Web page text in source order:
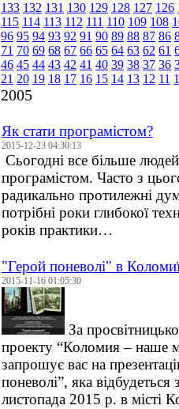
133 132 131 130 129 128 127 126
115 114 113 112 111 110 109 108
96 95 94 93 92 91 90 89 88 87 86
71 70 69 68 67 66 65 64 63 62 61
46 45 44 43 42 41 40 39 38 37 36
21 20 19 18 17 16 15 14 13 12 11
2005
Як стати програмістом?
2015-12-23 04:30:13
Сьогодні все більше
програмістом. Часто з
радикально протилежні
потрібні роки глибокої
років практики…
"Герой поневолі" в
2015-11-16 01:05:30
За
проекту “Коломия – наше
запрошує вас на
поневолі”, яка відбудеться
листопада 2015 р. в місті